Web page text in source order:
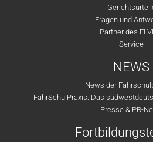
Fragen und
Partner des
Service
NEWS
News der
FahrSchulPraxis: Das
Presse & PR-